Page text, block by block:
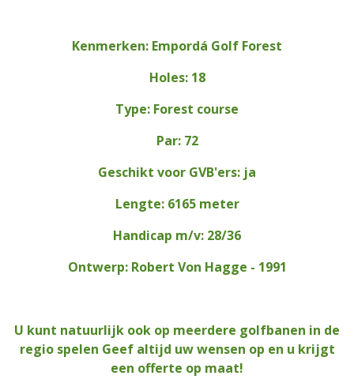
Kenmerken: Empordá Golf Forest
Holes: 18
Type: Forest course
Par: 72
Geschikt voor GVB'ers: ja
Lengte: 6165 meter
Handicap m/v: 28/36
Ontwerp: Robert Von Hagge - 1991
U kunt natuurlijk ook op meerdere golfbanen in de
regio spelen Geef altijd uw wensen op en u krijgt
een offerte op maat!